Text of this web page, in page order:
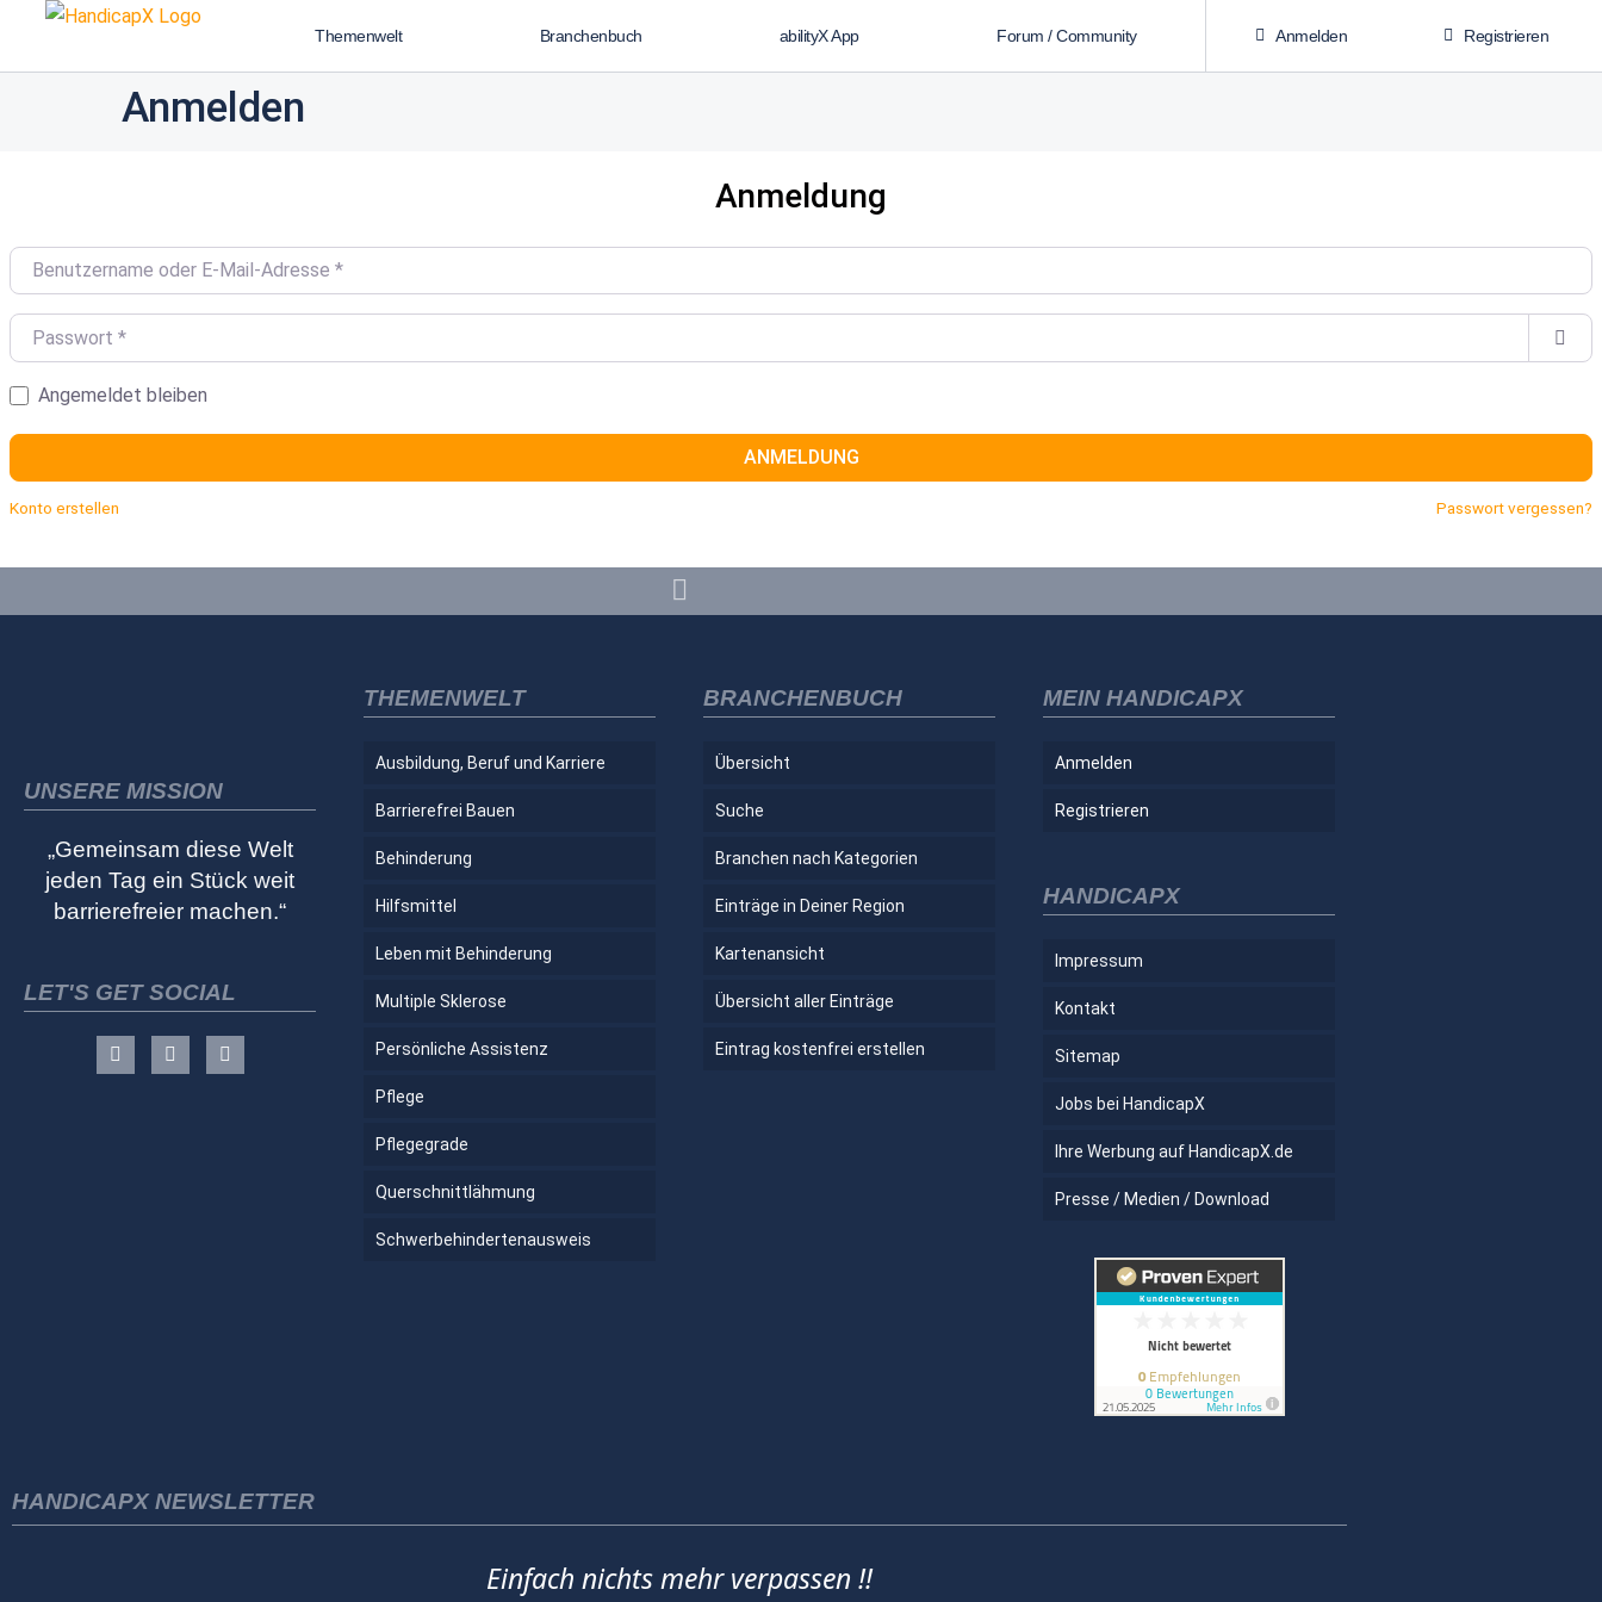
Themenwelt Branchenbuch abilityX App Forum / Community Anmelden Registrieren
Anmelden
Anmeldung
Benutzername oder E-Mail-Adresse*
Passwort*
Angemeldet bleiben
ANMELDUNG
Konto erstellen Passwort vergessen?
UNSERE MISSION
„Gemeinsam diese Welt
jeden Tag ein Stück weit
barrierefreier machen.“
LET'S GET SOCIAL
THEMENWELT
Ausbildung, Beruf und Karriere
Barrierefrei Bauen
Behinderung
Hilfsmittel
Leben mit Behinderung
Multiple Sklerose
Persönliche Assistenz
Pflege
Pflegegrade
Querschnittlähmung
Schwerbehindertenausweis
BRANCHENBUCH
Übersicht
Suche
Branchen nach Kategorien
Einträge in Deiner Region
Kartenansicht
Übersicht aller Einträge
Eintrag kostenfrei erstellen
MEIN HANDICAPX
Anmelden
Registrieren
HANDICAPX
Impressum
Kontakt
Sitemap
Jobs bei HandicapX
Ihre Werbung auf HandicapX.de
Presse / Medien / Download
HANDICAPX NEWSLETTER
Einfach nichts mehr verpassen !!